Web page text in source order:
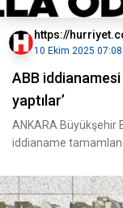
https://
10 Ekim 2025 07:08
ABB
yaptılar’
ANKARA Büyükşehir
iddianame